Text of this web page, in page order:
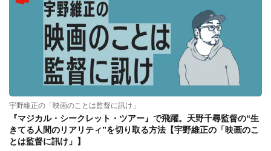
宇野維正の「映画のことは監督に訊け」
『マジカル・シークレット・ツアー』で飛躍。天野千尋監督の“生
きてる人間のリアリティ”を切り取る方法【宇野維正の「映画のこ
とは監督に訊け」】